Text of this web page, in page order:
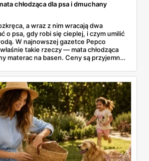
chłodząca dla psa i dmuchany
a wraz z nim wracają dwa
o psa, gdy robi się cieplej, i czym umilić
W najnowszej gazetce Pepco
takie rzeczy — mata chłodząca
materac na basen. Ceny są przyjemne:
warto rozważyć na ten sezon
w domu i dla całej rodziny nad wodą.